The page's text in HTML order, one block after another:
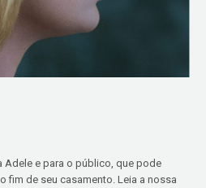
Adele e para o público, que pode
fim de seu casamento. Leia a nossa